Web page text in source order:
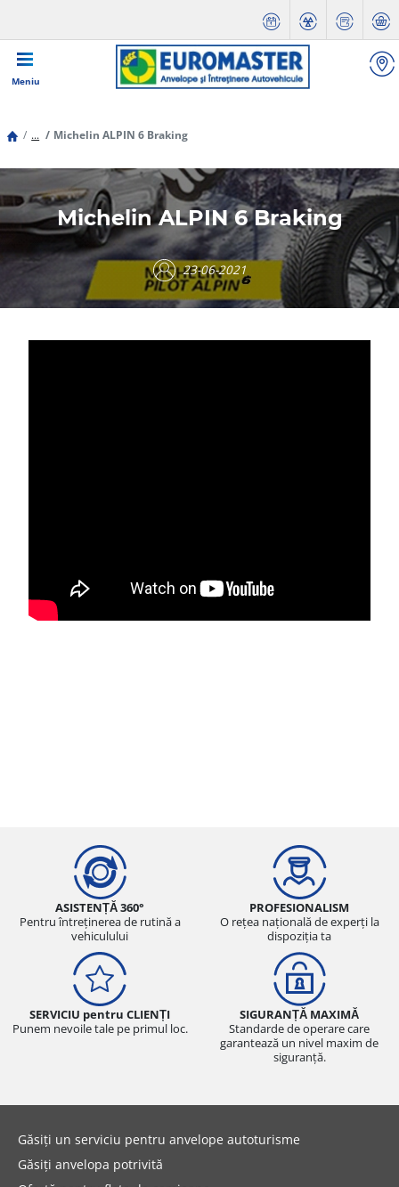
Meniu
... Michelin ALPIN 6 Braking
Michelin ALPIN 6 Braking
23-06-2021
ASISTENȚĂ 360°
Pentru întreținerea de rutină a
vehiculului
PROFESIONALISM
O rețea națională de experți la
dispoziția ta
SERVICIU pentru CLIENȚI
Punem nevoile tale pe primul loc.
SIGURANȚĂ MAXIMĂ
Standarde de operare care
garantează un nivel maxim de
siguranță.
Găsiți un serviciu pentru anvelope autoturisme
Găsiți anvelopa potrivită